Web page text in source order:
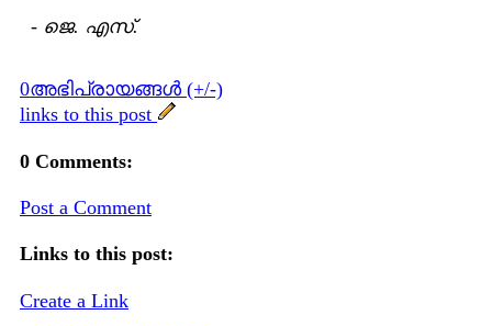
- ജെ. എസ്.
0അഭിപ്രായങ്ങള്‍ (+/-)
links to this post
0 Comments:
Post a Comment
Links to this post:
Create a Link